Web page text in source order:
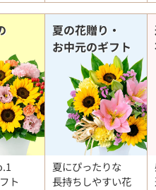
ト
夏の花贈り・
お中元のギフト
夏にぴったりな
長持ちしやすい花